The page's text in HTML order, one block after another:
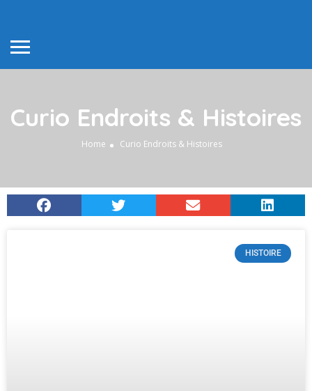
Curio Endroits & Histoires
Home Curio Endroits & Histoires
HISTOIRE